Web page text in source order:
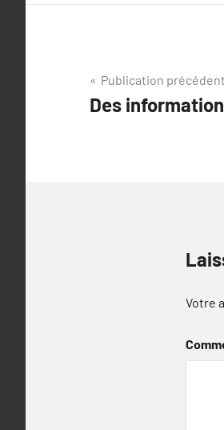
Navigation
de
Publication
Des
Votre